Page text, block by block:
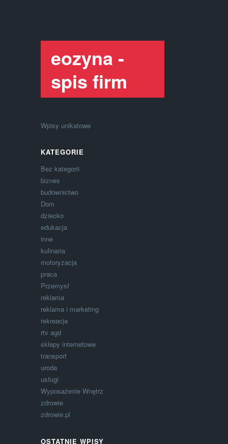
eozyna -
spis firm
Wpisy unikatowe
KATEGORIE
Bez kategorii
biznes
budownictwo
Dom
dziecko
edukacja
inne
kulinaria
motoryzacja
praca
Przemysł
reklama
reklama i marketing
rekreacja
rtv agd
sklepy internetowe
transport
uroda
usługi
Wyposażenie Wnętrz
zdrowie
zdrowie.pl
OSTATNIE WPISY